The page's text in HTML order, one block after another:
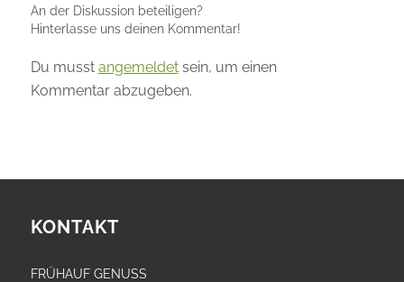
An der Diskussion beteiligen?
Hinterlasse uns deinen Kommentar!
Du musst angemeldetsein, um einen
Kommentar abzugeben.
KONTAKT
FRÜHAUF GENUSS